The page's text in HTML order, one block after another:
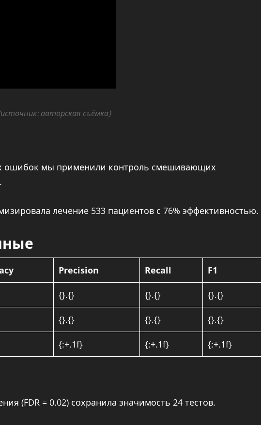
авторская съёмка)
ошибок мы применили контроль смешивающих
лечение 533 пациентов с 76% эффективностью.
Precision Recall F1
{}.{} {}.{} {}.{}
{}.{} {}.{} {}.{}
{:+.1f} {:+.1f} {:+.1f}
(FDR = 0.02) сохранила значимость 24 тестов.